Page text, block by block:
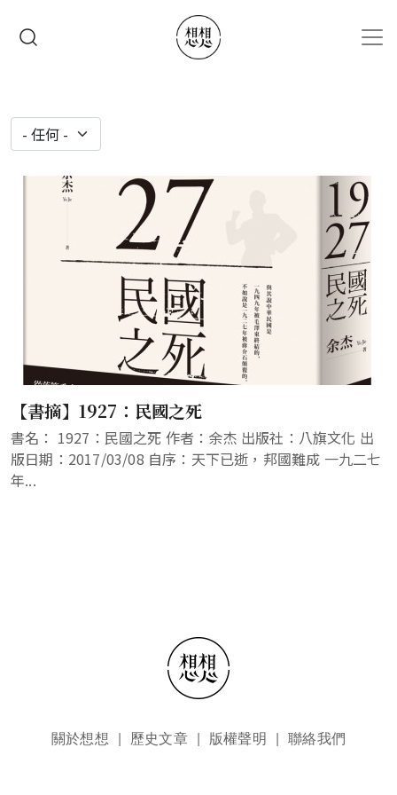
【書摘】1927：民國之死
書名： 1927：民國之死 作者：余杰 出版社：八旗文化 出
版日期：2017/03/08 自序：天下已逝，邦國難成 一九二七
年...
頁尾選單關於想想 歷史文章 版權聲明 聯絡我們